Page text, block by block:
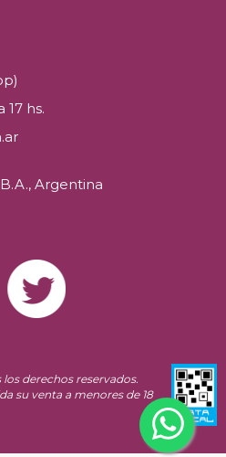
17 hs.
Argentina
derechos reservados.
su venta a menores de 18